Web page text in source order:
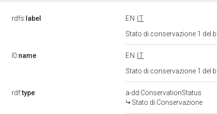
rdfs: label EN
IT
Stato di conservazione 1 del
l0:name EN
IT
Stato di conservazione 1 del
rdf:type
a-dd:ConservationStatus
Stato di Conservazione